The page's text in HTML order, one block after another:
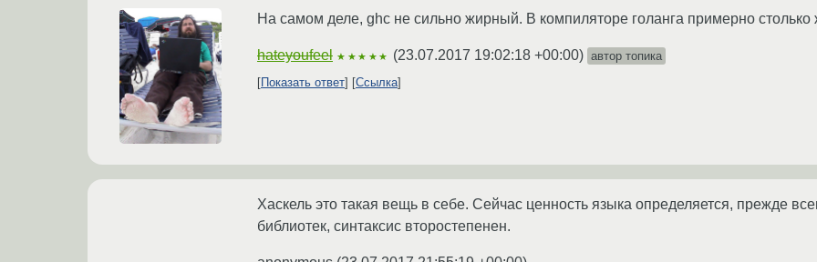
На самом деле, ghc не сильно жирный. В компиляторе голанга примерно столько
hateyoufeel ★★★★★ (23.07.2017 19:02:18 +00:00) автор топика
Показать ответ
Ссылка
Хаскель это такая вещь в себе. Сейчас ценность языка определяется, прежде
библиотек, синтаксис второстепенен.